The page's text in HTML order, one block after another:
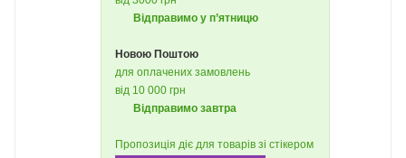
Відправимо у п’ятницю
Новою Поштою
для оплачених замовлень
від 10 000 грн
Відправимо завтра
Пропозиція діє для товарів зі стікером